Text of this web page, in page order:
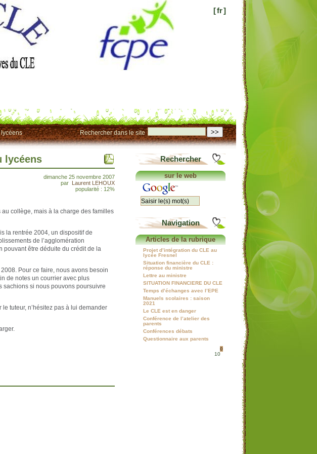
[fr]
>>
Rechercher dans le site
lycéens
dimanche 25 novembre 2007
par Laurent LEHOUX
popularité : 12%
collège, mais à la charge des familles
la rentrée 2004, un dispositif de
de l’agglomération
pouvant être déduite du crédit de la
Pour ce faire, nous avons besoin
de notes un courrier avec plus
sachions si nous pouvons poursuivre
tuteur, n’hésitez pas à lui demander
Rechercher
sur le web
Navigation
Articles de la rubrique
Projet d’intégration du CLE au
lycée Fresnel
Situation financière du CLE :
réponse du ministre
Lettre au ministre
SITUATION FINANCIERE DU CLE
Temps d’échanges avec l’EPE
Manuels scolaires : saison
2021
Le CLE est en danger
Conférence de l’atelier des
parents
Conférences débats
Questionnaire aux parents
0
10